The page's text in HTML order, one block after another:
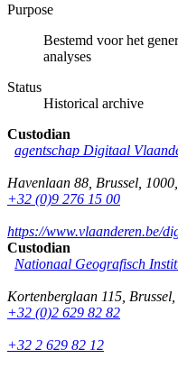
Purpose
Bestemd voor het
analyses
Status
Historical archive
Custodian
agentschap Digitaal
Havenlaan 88 Brussel 1000
+32 (0)9 276 15 00
https://www.vlaanderen.be/
Custodian
Nationaal Geografisch
Kortenberglaan 115 Brussel
+32 (0)2 629 82 82
+32 2 629 82 12